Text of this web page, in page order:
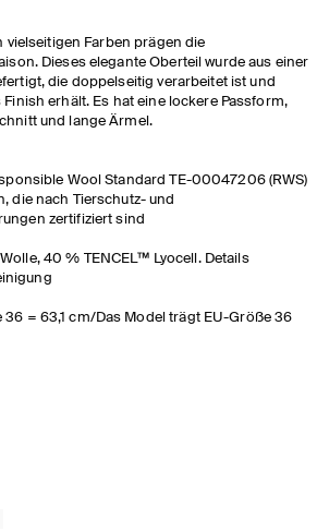
vielseitigen Farben prägen die
Dieses elegante Oberteil wurde aus einer
die doppelseitig verarbeitet ist und
erhält. Es hat eine lockere Passform,
und lange Ärmel.
Wool Standard TE-00047206 (RWS)
die nach Tierschutz- und
zertifiziert sind
40 % TENCEL™ Lyocell. Details
36 = 63,1 cm/Das Model trägt EU-Größe 36